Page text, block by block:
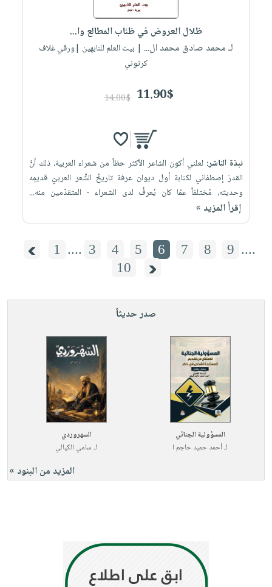
ظلال العروض في ظئاب المطالع وا...
لـ محمد صادق محمد ال... | بيت العلم للنابهين |ورقي غلاف
كرتوني
11.90$
14.00$
نبذة الناشر: لعلني أكون الشاعر الأكثر حظاً من شعراء العربية، ذلك أنَّ
القدرَ إصطفاني لكتابة أول ديوان عرفة تاريخُ الشِّعر العربيّ قديمِه
وحديثه، مُختلفاً عمّا كان يُعرفُ لدى الشعراء - المتقدّمين منه...
إقرأ المزيد »
1 .... 3 4 5 6 7 8 9 ....
10
صدر حديثاً
المسؤولية الجنائي
لـأحمد حميد حاجم ا
السهروردي
لـسامي الكيالي
المزيد من البنود »